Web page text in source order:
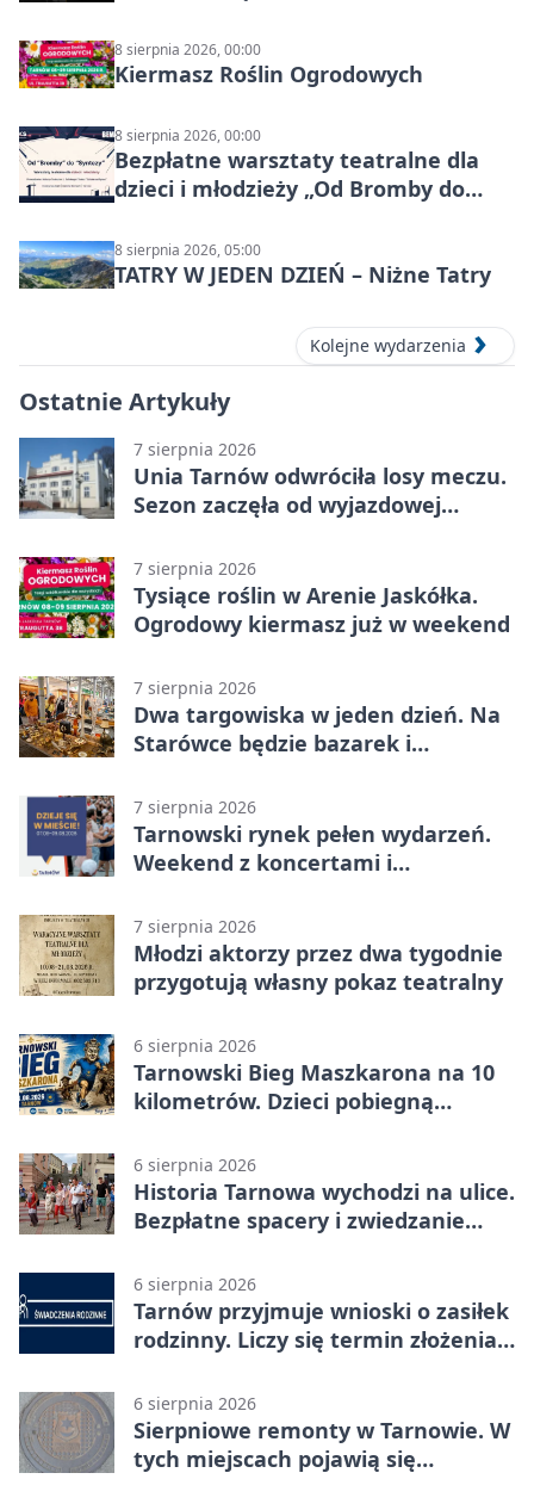
8 sierpnia 2026, 00:00
Kiermasz Roślin Ogrodowych
8 sierpnia 2026, 00:00
Bezpłatne warsztaty teatralne dla
dzieci i młodzieży „Od Bromby do
8 sierpnia 2026, 05:00
TATRY W JEDEN DZIEŃ – Niżne Tatry
Kolejne wydarzenia
Ostatnie Artykuły
7 sierpnia 2026
Unia Tarnów odwróciła losy meczu.
Sezon zaczęła od wyjazdowej
7 sierpnia 2026
Tysiące roślin w Arenie Jaskółka.
Ogrodowy kiermasz już w weekend
7 sierpnia 2026
Dwa targowiska w jeden dzień. Na
Starówce będzie bazarek i
7 sierpnia 2026
Tarnowski rynek pełen wydarzeń.
Weekend z koncertami i
7 sierpnia 2026
Młodzi aktorzy przez dwa tygodnie
przygotują własny pokaz teatralny
6 sierpnia 2026
Tarnowski Bieg Maszkarona na 10
kilometrów. Dzieci pobiegną
6 sierpnia 2026
Historia Tarnowa wychodzi na ulice.
Bezpłatne spacery i zwiedzanie
6 sierpnia 2026
Tarnów przyjmuje wnioski o zasiłek
rodzinny. Liczy się termin złożenia
6 sierpnia 2026
Sierpniowe remonty w Tarnowie. W
tych miejscach pojawią się